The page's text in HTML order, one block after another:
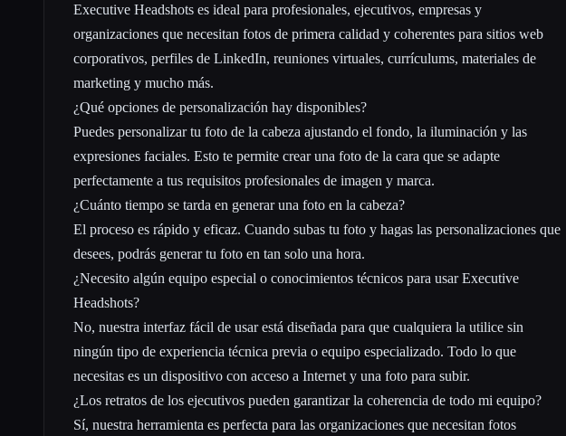
Executive Headshots es ideal para profesionales, ejecutivos, empresas y
organizaciones que necesitan fotos de primera calidad y coherentes para sitios web
corporativos, perfiles de LinkedIn, reuniones virtuales, currículums, materiales de
marketing y mucho más.
¿Qué opciones de personalización hay disponibles?
Puedes personalizar tu foto de la cabeza ajustando el fondo, la iluminación y las
expresiones faciales. Esto te permite crear una foto de la cara que se adapte
perfectamente a tus requisitos profesionales de imagen y marca.
¿Cuánto tiempo se tarda en generar una foto en la cabeza?
El proceso es rápido y eficaz. Cuando subas tu foto y hagas las personalizaciones que
desees, podrás generar tu foto en tan solo una hora.
¿Necesito algún equipo especial o conocimientos técnicos para usar Executive
Headshots?
No, nuestra interfaz fácil de usar está diseñada para que cualquiera la utilice sin
ningún tipo de experiencia técnica previa o equipo especializado. Todo lo que
necesitas es un dispositivo con acceso a Internet y una foto para subir.
¿Los retratos de los ejecutivos pueden garantizar la coherencia de todo mi equipo?
Sí, nuestra herramienta es perfecta para las organizaciones que necesitan fotos